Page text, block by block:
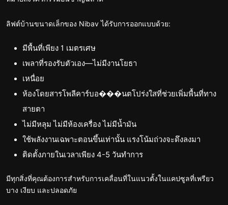
ลิฟต์บ้านขนาดเล็กของ Nibav ได้รับการออกแบบด้วย:
มีพื้นที่เพียง 1 เมตรเศษ
เพลาที่รองรับตัวเอง—ไม่มีงานโยธา
เหนื่อย
ห้องโดยสารโพลีคาร์บอ���นตโปร่งใสที่ช่วยเพิ่มพื้นที่ทาง
สายตา
ไม่มีหลุม ไม่มีห้องเครื่อง ไม่มีน้ำมัน
ใช้พลังงานเฉพาะตอนขึ้นเท่านั้น แรงโน้มถ่วงจะดึงลงมา
ติดตั้งภายในเวลาเพียง 4-5 วันทำการ
มีทุกสิ่งที่คุณต้องการสำหรับการเคลื่อนที่ในแนวตั้งในแคปซูลที่เพรียว
บาง เงียบ และปลอดภัย